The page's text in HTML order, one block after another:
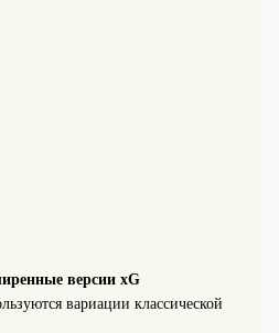
версии xG
вариации классической